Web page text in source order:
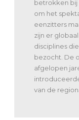
betrokken bij
om het
eenzitters
zijn er
disciplines
bezocht. De
afgelopen
van de